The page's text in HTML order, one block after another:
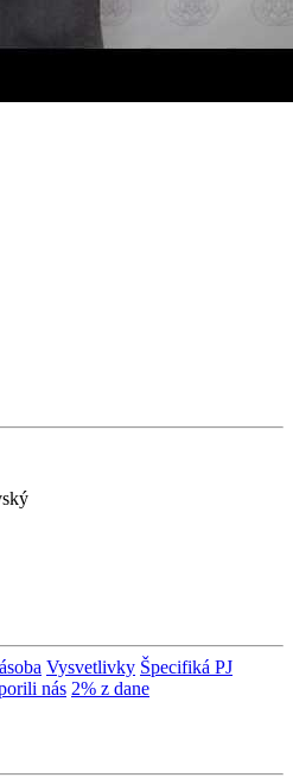
Vysvetlivky Špecifiká PJ
nás 2% z dane